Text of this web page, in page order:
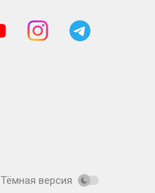
Тёмная версия